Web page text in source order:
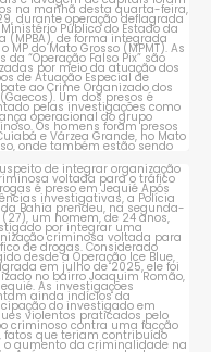
Suspeito de integrar
organização criminosa
voltada...
1 0